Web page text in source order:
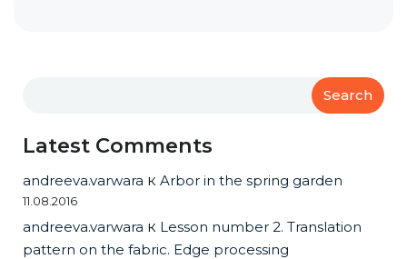
Search
Latest Comments
andreeva.varwara к Arbor in the spring garden
11.08.2016
andreeva.varwara к Lesson number 2. Translation
pattern on the fabric. Edge processing